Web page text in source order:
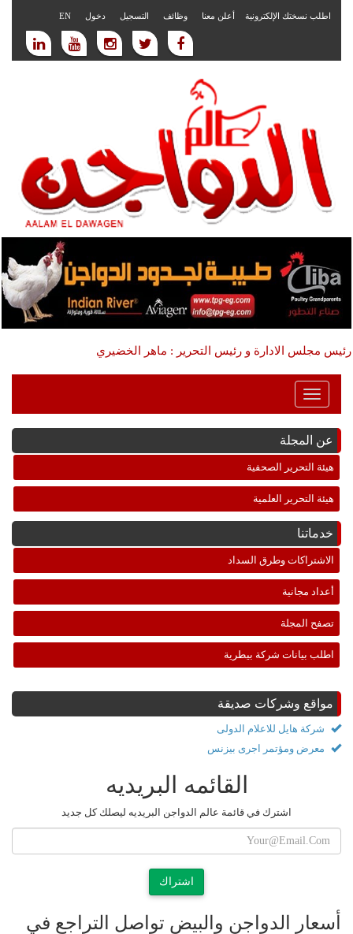
اطلب نسختك الإلكترونية أعلن معنا وظائف التسجيل دخول EN
رئيس مجلس الادارة و رئيس التحرير : ماهر الخضيري
Toggle
Navigation
عن المجلة
هيئة التحرير الصحفية
هيئة التحرير العلمية
خدماتنا
الاشتراكات وطرق السداد
أعداد مجانية
تصفح المجلة
اطلب بيانات شركة بيطرية
مواقع وشركات صديقة
شركة هايل للاعلام الدولى
معرض ومؤتمر اجرى بيزنس
القائمه البريديه
اشترك في قائمة عالم الدواجن البريديه ليصلك كل جديد
اشتراك
أسعار الدواجن والبيض تواصل التراجع في